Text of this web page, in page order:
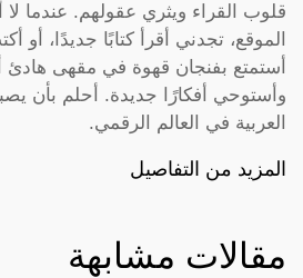
قلوب القراء ويثري عقولهم. عندما لا
الموقع، تجدني أقرأ كتابًا جديدًا، أو
أستمتع بفنجان قهوة في مقهى هادئ
وأستوحي أفكارًا جديدة. أحلم بأن
العربية في العالم الرقمي.
المزيد من التفاصيل
مقالات مشابهة